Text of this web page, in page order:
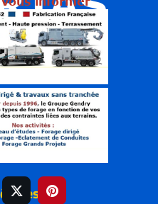
nous
& souterrains
 